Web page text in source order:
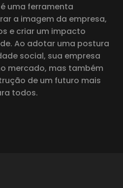
uma ferramenta
a imagem da empresa,
e criar um impacto
Ao adotar uma postura
social, sua empresa
mercado, mas também
de um futuro mais
todos.